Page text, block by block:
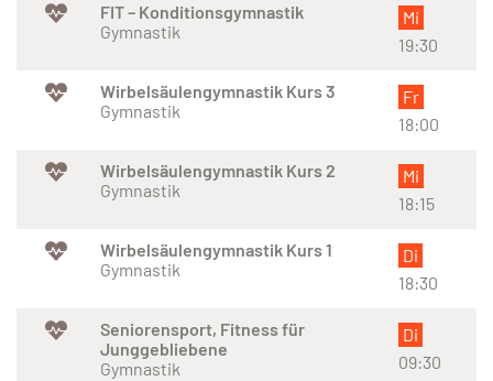
FIT – Konditionsgymnastik
Gymnastik
Mi
19:30
Wirbelsäulengymnastik Kurs 3
Gymnastik
Fr
18:00
Wirbelsäulengymnastik Kurs 2
Gymnastik
Mi
18:15
Wirbelsäulengymnastik Kurs 1
Gymnastik
Di
18:30
Seniorensport, Fitness für
Junggebliebene
Gymnastik
Di
09:30